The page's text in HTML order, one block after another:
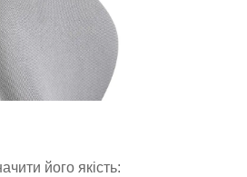
його якість: